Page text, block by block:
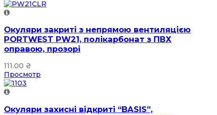
Окуляри закриті з непрямою вентиляцією
PORTWEST PW21, полікарбонат з ПВХ
оправою, прозорі
111.00 ₴
Просмотр
Окуляри захисні відкриті “BASIS”,